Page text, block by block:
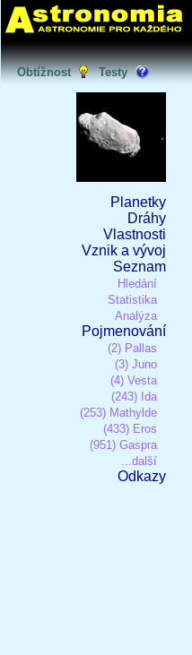
Obtížnost Testy
Planetky
Dráhy
Vlastnosti
Vznik a vývoj
Seznam
Hledání
Statistika
Analýza
Pojmenování
(2) Pallas
(3) Juno
(4) Vesta
(243) Ida
(253) Mathylde
(433) Eros
(951) Gaspra
...další
Odkazy